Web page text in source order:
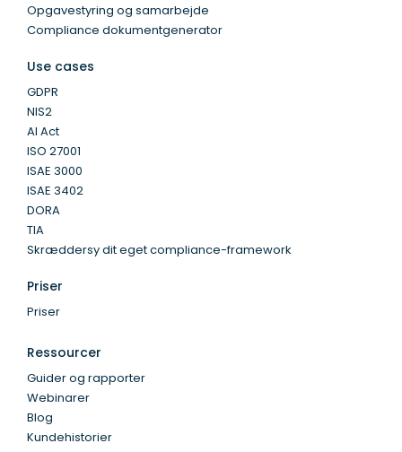
Opgavestyring og samarbejde
Compliance dokumentgenerator
Use cases
GDPR
NIS2
AI Act
ISO 27001
ISAE 3000
ISAE 3402
DORA
TIA
Skræddersy dit eget compliance-framework
Priser
Priser
Ressourcer
Guider og rapporter
Webinarer
Blog
Kundehistorier